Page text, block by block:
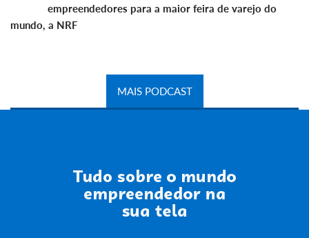
empreendedores para a maior feira de varejo do
mundo, a NRF
MAIS PODCAST